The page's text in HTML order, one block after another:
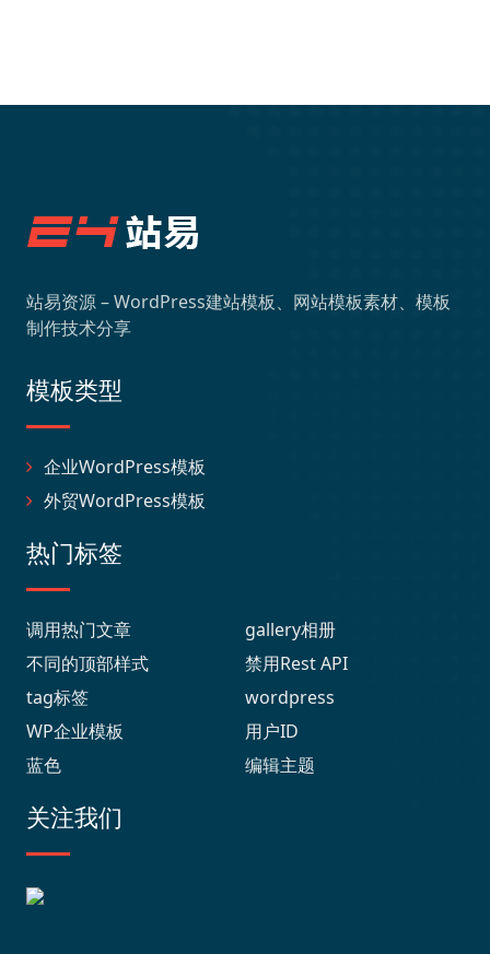
站易资源 – WordPress建站模板、网站模板素材、模板
制作技术分享
模板类型
企业WordPress模板
外贸WordPress模板
热门标签
调用热门文章
gallery相册
不同的顶部样式
禁用Rest API
tag标签
wordpress
WP企业模板
用户ID
蓝色
编辑主题
关注我们